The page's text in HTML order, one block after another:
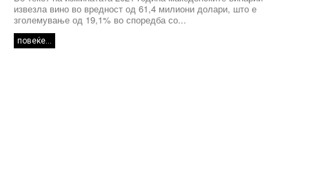
извезла вино во вредност од 61,4 милиони долари, што е
зголемување од 19,1% во споредба со...
повеќе...